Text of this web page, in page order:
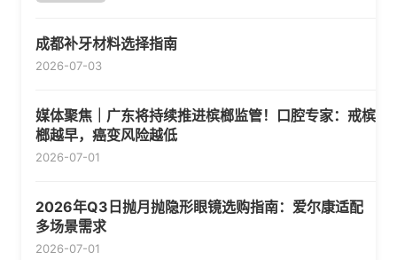
成都补牙材料选择指南
2026-07-03
媒体聚焦｜广东将持续推进槟榔监管！口腔专家：戒槟
榔越早，癌变风险越低
2026-07-01
2026年Q3日抛月抛隐形眼镜选购指南：爱尔康适配
多场景需求
2026-07-01